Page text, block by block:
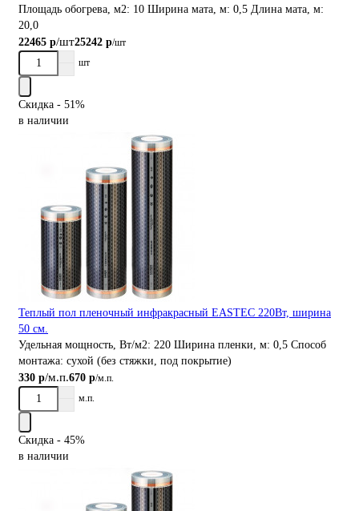
Площадь обогрева, м2: 10 Ширина мата, м: 0,5 Длина мата, м:
20,0
22465 р/шт25242 р/шт
шт
Скидка - 51%
в наличии
Теплый пол пленочный инфракрасный EASTEC 220Вт, ширина
50 см.
Удельная мощность, Вт/м2: 220 Ширина пленки, м: 0,5 Способ
монтажа: сухой (без стяжки, под покрытие)
330 р/м.п.670 р/м.п.
м.п.
Скидка - 45%
в наличии